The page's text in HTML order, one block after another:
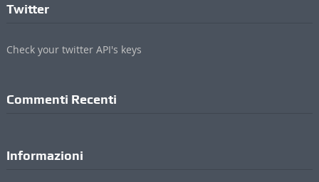
Twitter
Check your twitter API's keys
Commenti Recenti
Informazioni